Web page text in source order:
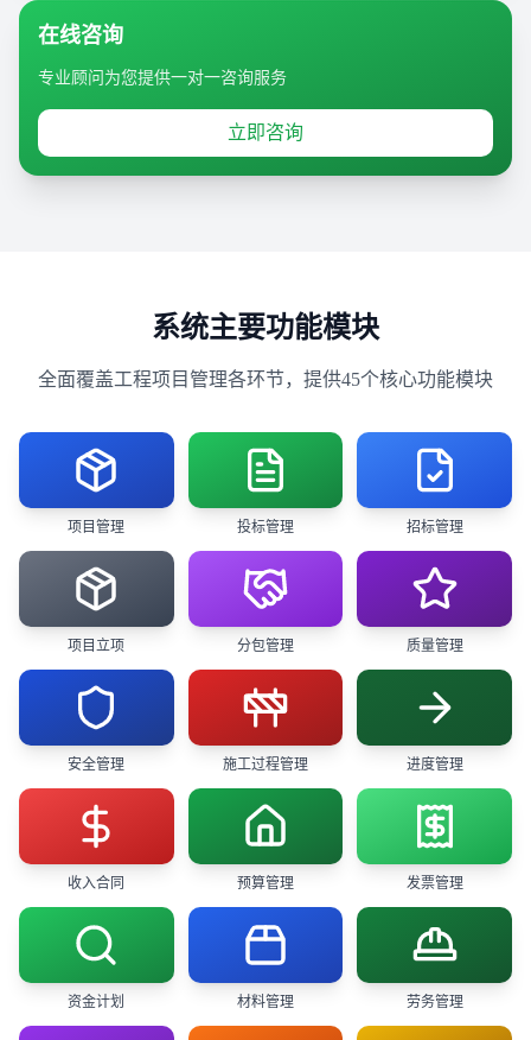
在线咨询
专业顾问为您提供一对一咨询服务
立即咨询
系统主要功能模块
全面覆盖工程项目管理各环节，提供45个核心功能模块
项目管理 投标管理 招标管理
项目立项 分包管理 质量管理
安全管理 施工过程管理 进度管理
收入合同 预算管理 发票管理
资金计划 材料管理 劳务管理